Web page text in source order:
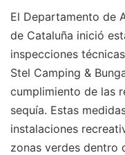
El Departamento de
de Cataluña inició
inspecciones
Stel Camping &
cumplimiento de las
sequía. Estas
instalaciones
zonas verdes dentro